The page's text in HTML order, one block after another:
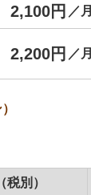
2,100円 ／月
2,200円 ／月
別）